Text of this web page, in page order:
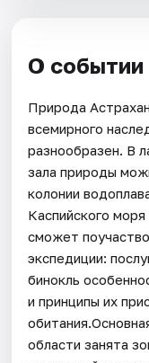
О событии
Природа
всемирного
разнообразен. В
зала природы
колонии
Каспийского
сможет
экспедиции:
бинокль
и принципы их
области занята